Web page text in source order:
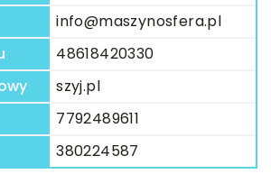
info@maszynosfera.pl
48618420330
szyj.pl
7792489611
380224587